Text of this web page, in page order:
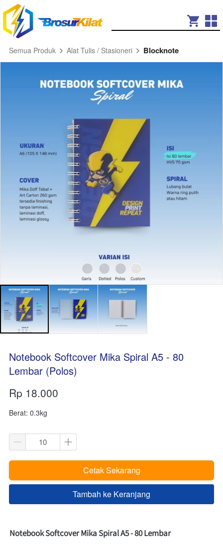
Semua Produk Alat Tulis / Stasioneri Blocknote
Notebook Softcover Mika Spiral A5 - 80
Lembar (Polos)
Rp 18.000
Berat: 0.3kg
`
Cetak Sekarang
`
Tambah ke Keranjang
Notebook Softcover Mika Spiral A5 - 80 Lembar